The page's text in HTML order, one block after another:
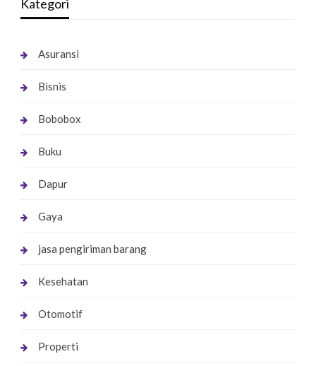
Kategori
Asuransi
Bisnis
Bobobox
Buku
Dapur
Gaya
jasa pengiriman barang
Kesehatan
Otomotif
Properti